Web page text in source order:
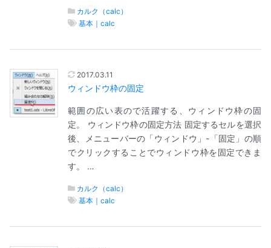
カルク（calc）
基本｜calc
2017.03.11
ウィンドウ枠の固定
範囲の広い表ので活躍する、ウィンドウ枠の固
定。 ウィンドウ枠の固定方法 固定するセルを選択
後、メニューバーの「ウィンドウ」-「固定」の順
でクリックすることでウィンドウ枠を固定できま
す。 …
カルク（calc）
基本｜calc